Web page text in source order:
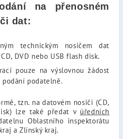
na přenosném
dat:
technickým nosičem dat
DVD nebo USB flash disk.
pouze na výslovnou žádost
podatelně.
tzn. na datovém nosiči (CD,
lze také předat v úředních
Oblastního inspektorátu
a Zlínský kraj.